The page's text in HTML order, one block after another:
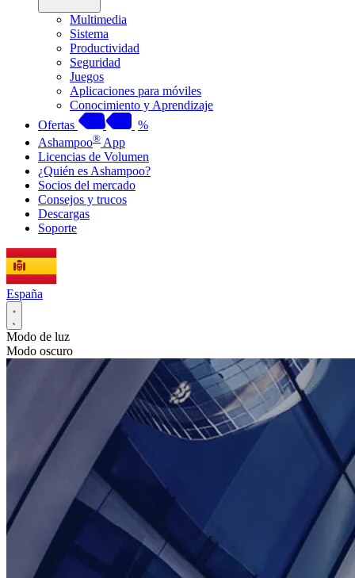
Multimedia
Sistema
Productividad
Seguridad
Juegos
Aplicaciones para móviles
Conocimiento y Aprendizaje
Ofertas
%
Ashampoo® App
Licencias de Volumen
¿Quién es Ashampoo?
Socios del mercado
Consejos y trucos
Descargas
Soporte
España
Modo de luz
Modo oscuro